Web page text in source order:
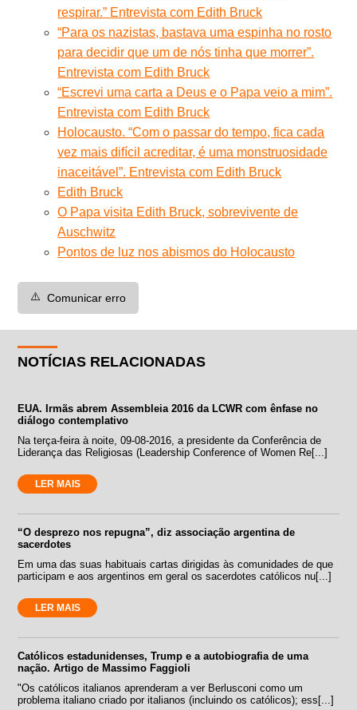
respirar.” Entrevista com Edith Bruck
“Para os nazistas, bastava uma espinha no rosto
para decidir que um de nós tinha que morrer”.
Entrevista com Edith Bruck
“Escrevi uma carta a Deus e o Papa veio a mim”.
Entrevista com Edith Bruck
Holocausto. “Com o passar do tempo, fica cada
vez mais difícil acreditar, é uma monstruosidade
inaceitável”. Entrevista com Edith Bruck
Edith Bruck
O Papa visita Edith Bruck, sobrevivente de
Auschwitz
Pontos de luz nos abismos do Holocausto
⚠️ Comunicar erro
NOTÍCIAS RELACIONADAS
EUA. Irmãs abrem Assembleia 2016 da LCWR com ênfase no
diálogo contemplativo
Na terça-feira à noite, 09-08-2016, a presidente da Conferência de
Liderança das Religiosas (Leadership Conference of Women Re[...]
LER MAIS
“O desprezo nos repugna”, diz associação argentina de
sacerdotes
Em uma das suas habituais cartas dirigidas às comunidades de que
participam e aos argentinos em geral os sacerdotes católicos nu[...]
LER MAIS
Católicos estadunidenses, Trump e a autobiografia de uma
nação. Artigo de Massimo Faggioli
"Os católicos italianos aprenderam a ver Berlusconi como um
problema italiano criado por italianos (incluindo os católicos); ess[...]